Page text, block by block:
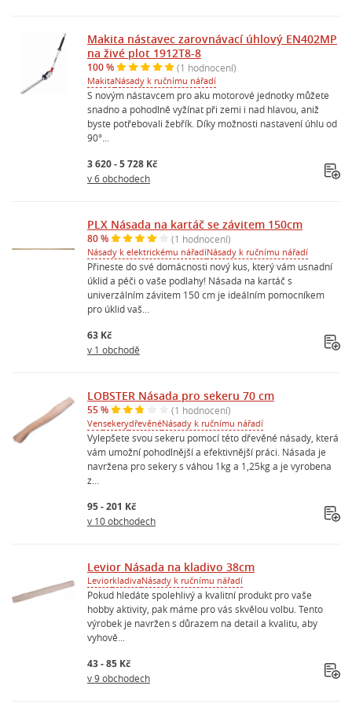
Makita nástavec zarovnávací úhlový EN402MP
na živé plot 1912T8-8
100 % (1 hodnocení)
MakitaNásady k ručnímu nářadí
S novým nástavcem pro aku motorové jednotky můžete
snadno a pohodlně vyžínat při zemi i nad hlavou, aniž
byste potřebovali žebřík. Díky možnosti nastavení úhlu od
90°...
3 620 - 5 728 Kč
v 6 obchodech
PLX Násada na kartáč se závitem 150cm
80 % (1 hodnocení)
Násady k elektrickému nářadíNásady k ručnímu nářadí
Přineste do své domácnosti nový kus, který vám usnadní
úklid a péči o vaše podlahy! Násada na kartáč s
univerzálním závitem 150 cm je ideálním pomocníkem
pro úklid vaš...
63 Kč
v 1 obchodě
LOBSTER Násada pro sekeru 70 cm
55 % (1 hodnocení)
VensekerydřevěnéNásady k ručnímu nářadí
Vylepšete svou sekeru pomocí této dřevěné násady, která
vám umožní pohodlnější a efektivnější práci. Násada je
navržena pro sekery s váhou 1kg a 1,25kg a je vyrobena
z...
95 - 201 Kč
v 10 obchodech
Levior Násada na kladivo 38cm
LeviorkladivaNásady k ručnímu nářadí
Pokud hledáte spolehlivý a kvalitní produkt pro vaše
hobby aktivity, pak máme pro vás skvělou volbu. Tento
výrobek je navržen s důrazem na detail a kvalitu, aby
vyhově...
43 - 85 Kč
v 9 obchodech